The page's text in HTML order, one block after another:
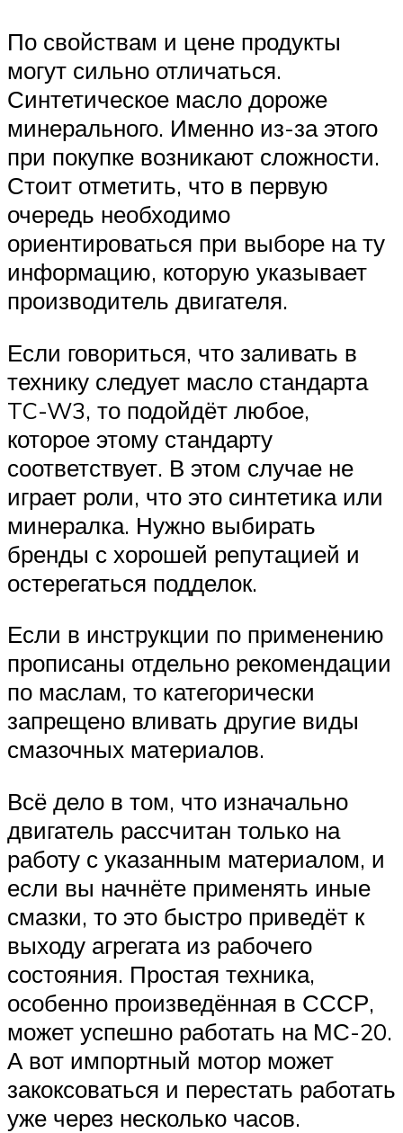
По свойствам и цене продукты
могут сильно отличаться.
Синтетическое масло дороже
минерального. Именно из-за этого
при покупке возникают сложности.
Стоит отметить, что в первую
очередь необходимо
ориентироваться при выборе на ту
информацию, которую указывает
производитель двигателя.
Если говориться, что заливать в
технику следует масло стандарта
TC-W3, то подойдёт любое,
которое этому стандарту
соответствует. В этом случае не
играет роли, что это синтетика или
минералка. Нужно выбирать
бренды с хорошей репутацией и
остерегаться подделок.
Если в инструкции по применению
прописаны отдельно рекомендации
по маслам, то категорически
запрещено вливать другие виды
смазочных материалов.
Всё дело в том, что изначально
двигатель рассчитан только на
работу с указанным материалом, и
если вы начнёте применять иные
смазки, то это быстро приведёт к
выходу агрегата из рабочего
состояния. Простая техника,
особенно произведённая в СССР,
может успешно работать на МС-20.
А вот импортный мотор может
закоксоваться и перестать работать
уже через несколько часов.